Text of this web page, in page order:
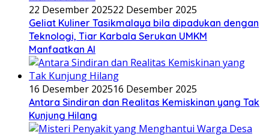
22 Desember 202522 Desember 2025
Geliat Kuliner Tasikmalaya bila dipadukan dengan
Teknologi, Tiar Karbala Serukan UMKM
Manfaatkan AI
16 Desember 202516 Desember 2025
Antara Sindiran dan Realitas Kemiskinan yang Tak
Kunjung Hilang